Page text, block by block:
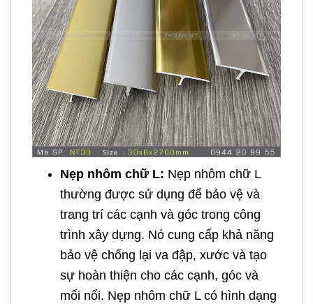
Nẹp nhôm chữ L: Nẹp nhôm chữ L
thường được sử dụng để bảo vệ và
trang trí các cạnh và góc trong công
trình xây dựng. Nó cung cấp khả năng
bảo vệ chống lại va đập, xước và tạo
sự hoàn thiện cho các cạnh, góc và
mối nối. Nẹp nhôm chữ L có hình dạng